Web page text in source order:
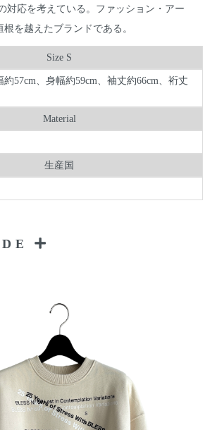
対応を考えている。ファッション・アー
根を越えたブランドである。
Size S
約57cm、身幅約59cm、袖丈約66cm、裄丈
Material
生産国